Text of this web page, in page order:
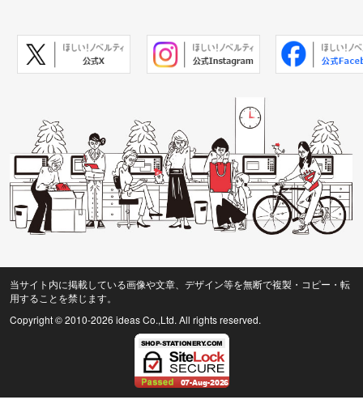
当サイト内に掲載している画像や文章、デザイン等を無断で複製・コピー・転
用することを禁じます。
Copyright © 2010-2026 ideas Co.,Ltd. All rights reserved.